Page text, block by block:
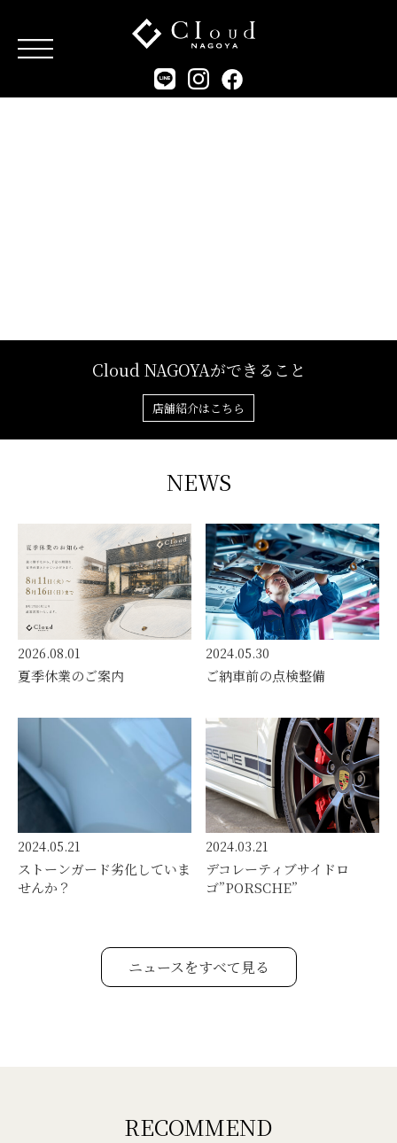
Cloud NAGOYAができること
店舗紹介はこちら
NEWS
2026.08.01
夏季休業のご案内
2024.05.30
ご納車前の点検整備
2024.05.21
ストーンガード劣化していま
せんか？
2024.03.21
デコレーティブサイドロ
ゴ”PORSCHE”
ニュースをすべて見る
RECOMMEND